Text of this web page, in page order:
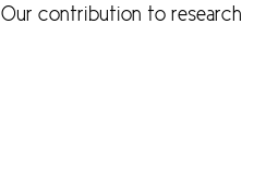
Our contribution to research